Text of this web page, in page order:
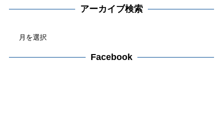
検
アーカイブ検索
カ
Facebook